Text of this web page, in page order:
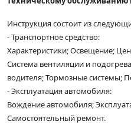
Инструкция состоит из
- Транспортное средство:
Характеристики; Освещение;
Система вентиляции и
водителя; Тормозные системы;
- Эксплуатация автомобиля:
Вождение автомобиля;
Самостоятельный ремонт.